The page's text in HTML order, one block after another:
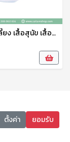
เสื้อผ้าสัตว์เลี้ยง เสื้อสุนัข เสื้อแมว สกรีนลายน่ารัก No.6-100
ตั้งค่า ยอมรับ